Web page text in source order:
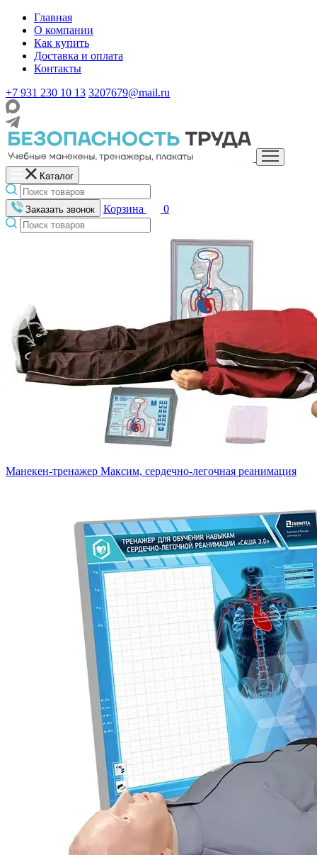
Главная
О компании
Как купить
Доставка и оплата
Контакты
+7 931 230 10 13 3207679@mail.ru
Каталог
Заказать звонок Корзина 0
Манекен-тренажер Максим, сердечно-легочная реанимация